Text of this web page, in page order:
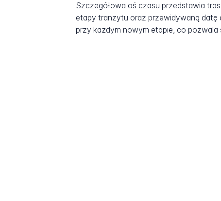
Szczegółowa oś czasu przedstawia
etapy tranzytu oraz przewidywaną
przy każdym nowym etapie, co